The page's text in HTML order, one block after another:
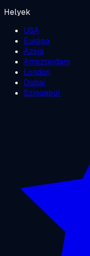
Helyek
USA
Európa
Ázsia
Amszterdam
London
Dubai
Szingapúr